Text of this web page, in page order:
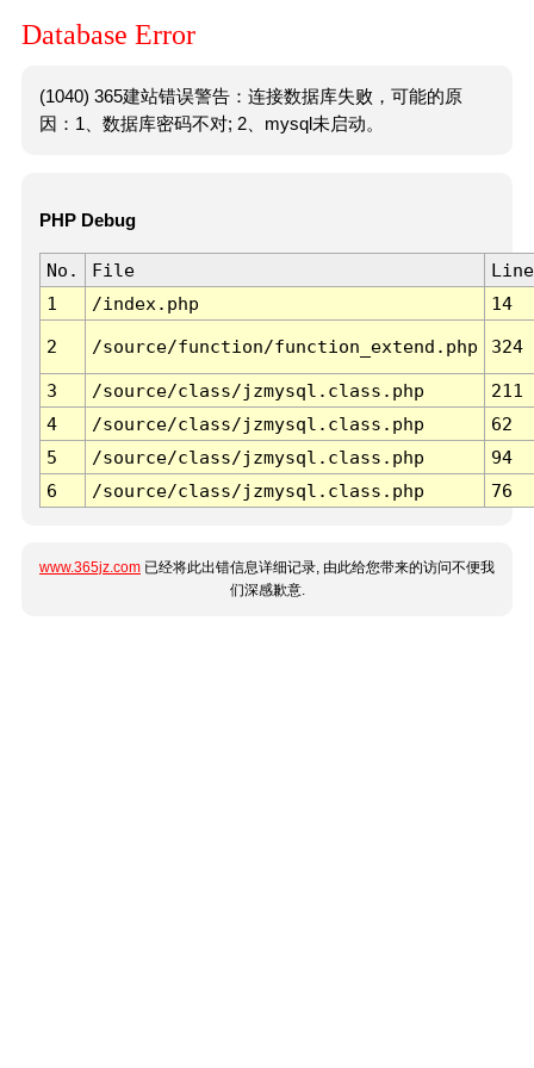
Database Error
(1040) 365建站错误警告：连接数据库失败，可能的原
因：1、数据库密码不对; 2、mysql未启动。
PHP Debug
No. File
Line
1
/index.php 14
2 /source/function/function_extend.php 324
3 /source/class/jzmysql.class.php
211
4
/source/class/jzmysql.class.php
62
5
/source/class/jzmysql.class.php
94
6
/source/class/jzmysql.class.php 76
www.365jz.com 已经将此出错信息详细记录, 由此给您带来的访问不便我
们深感歉意.